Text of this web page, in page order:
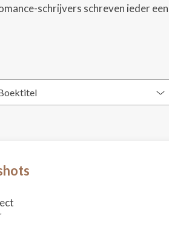
schrijvers schreven ieder